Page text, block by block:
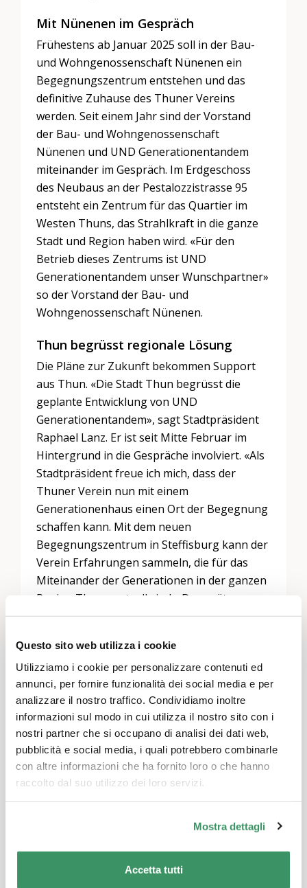
Questo sito web utilizza i cookie
Utilizziamo i cookie per personalizzare contenuti ed
annunci, per fornire funzionalità dei social media e per
analizzare il nostro traffico. Condividiamo inoltre
informazioni sul modo in cui utilizza il nostro sito con i
nostri partner che si occupano di analisi dei dati web,
pubblicità e social media, i quali potrebbero combinarle
con altre informazioni che ha fornito loro o che hanno
raccolto dal suo utilizzo dei loro servizi.
Mostra dettagli
Accetta tutti
Mit Nünenen im Gespräch
Frühestens ab Januar 2025 soll in der Bau-
und Wohngenossenschaft Nünenen ein
Begegnungszentrum entstehen und das
definitive Zuhause des Thuner Vereins
werden. Seit einem Jahr sind der Vorstand
der Bau- und Wohngenossenschaft
Nünenen und UND Generationentandem
miteinander im Gespräch. Im Erdgeschoss
des Neubaus an der Pestalozzistrasse 95
entsteht ein Zentrum für das Quartier im
Westen Thuns, das Strahlkraft in die ganze
Stadt und Region haben wird. «Für den
Betrieb dieses Zentrums ist UND
Generationentandem unser Wunschpartner»
so der Vorstand der Bau- und
Wohngenossenschaft Nünenen.
Thun begrüsst regionale Lösung
Die Pläne zur Zukunft bekommen Support
aus Thun. «Die Stadt Thun begrüsst die
geplante Entwicklung von UND
Generationentandem», sagt Stadtpräsident
Raphael Lanz. Er ist seit Mitte Februar im
Hintergrund in die Gespräche involviert. «Als
Stadtpräsident freue ich mich, dass der
Thuner Verein nun mit einem
Generationenhaus einen Ort der Begegnung
schaffen kann. Mit dem neuen
Begegnungszentrum in Steffisburg kann der
Verein Erfahrungen sammeln, die für das
Miteinander der Generationen in der ganzen
Region Thun wertvoll sind.» Das später
geplante Quartierzentrum im Thuner
Generationentandem, biete interessante
Perspektiven für die Stadt.